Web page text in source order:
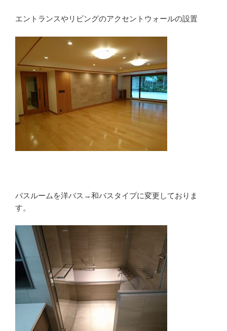
エントランスやリビングのアクセントウォールの設置
バスルームを洋バス→和バスタイプに変更しておりま
す。